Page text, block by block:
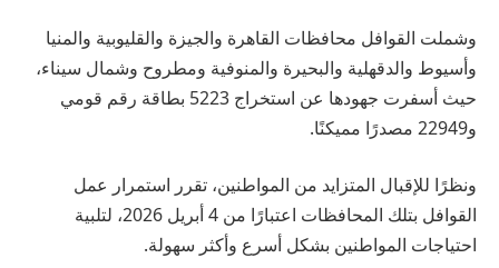
وشملت القوافل محافظات القاهرة والجيزة والقليوبية والمنيا
وأسيوط والدقهلية والبحيرة والمنوفية ومطروح وشمال سيناء،
حيث أسفرت جهودها عن استخراج 5223 بطاقة رقم قومي
و22949 مصدرًا مميكنًا.
ونظرًا للإقبال المتزايد من المواطنين، تقرر استمرار عمل
القوافل بتلك المحافظات اعتبارًا من 4 أبريل 2026، لتلبية
احتياجات المواطنين بشكل أسرع وأكثر سهولة.